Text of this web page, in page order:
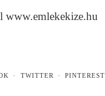
www.emlekekize.hu
TWITTER PINTEREST